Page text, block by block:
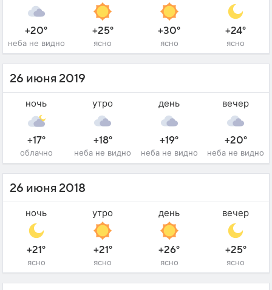
+20°
неба не видно
+25°
ясно
+30°
ясно
+24°
ясно
26 июня 2019
ночь
+17°
облачно
утро
+18°
неба не видно
день
+19°
неба не видно
вечер
+20°
неба не видно
26 июня 2018
ночь
+21°
ясно
утро
+21°
ясно
день
+26°
ясно
вечер
+25°
ясно